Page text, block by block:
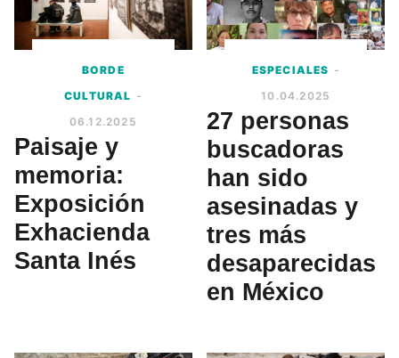
BORDE
CULTURAL -
06.12.2025
Paisaje y
memoria:
Exposición
Exhacienda
Santa Inés
ESPECIALES -
10.04.2025
27 personas
buscadoras
han sido
asesinadas y
tres más
desaparecidas
en México